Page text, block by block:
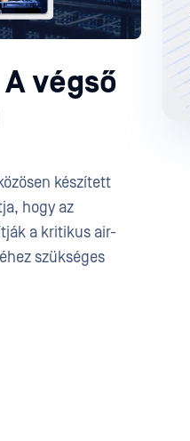
végső
készített
hogy az
a kritikus air-
szükséges